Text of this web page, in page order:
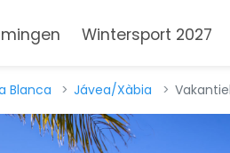
Wintersport 2027
Blanca Jávea/Xàbia